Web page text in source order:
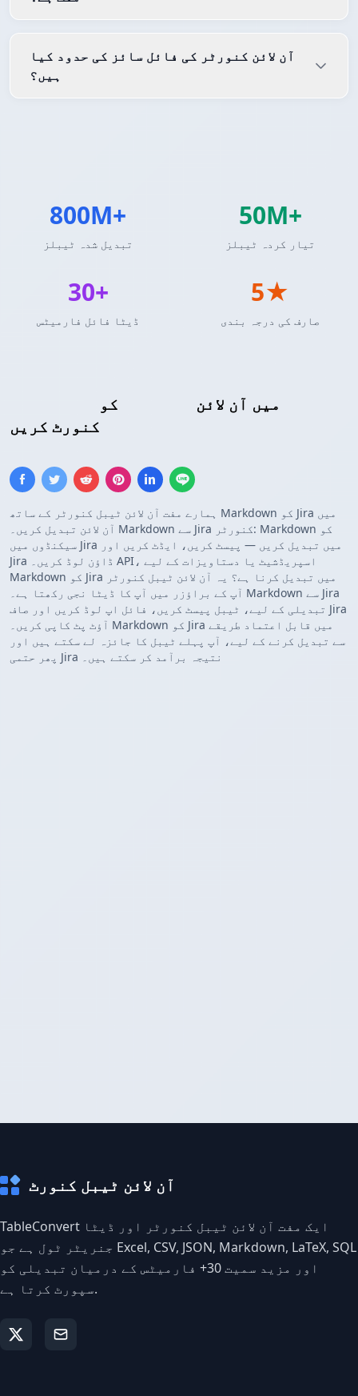
میں آن لائن
کنورٹ کریں
ہمارے مفت آن لائن ٹیبل کنورٹر کے ساتھ Markdown کو Jira میں
آن لائن تبدیل کریں۔ Markdown سے Jira کنورٹر: Markdown کو
سیکنڈوں میں Jira میں تبدیل کریں — پیسٹ کریں، ایڈٹ کریں اور
Jira ڈاؤن لوڈ کریں۔ API، اسپریڈشیٹ یا دستاویزات کے لیے
Markdown کو Jira میں تبدیل کرنا ہے؟ یہ آن لائن ٹیبل کنورٹر
آپ کے براؤزر میں آپ کا ڈیٹا نجی رکھتا ہے۔ Markdown سے Jira
تبدیلی کے لیے، ٹیبل پیسٹ کریں، فائل اپ لوڈ کریں اور صاف Jira
آؤٹ پٹ کاپی کریں۔ Markdown کو Jira میں قابل اعتماد طریقے
سے تبدیل کرنے کے لیے، آپ پہلے ٹیبل کا جائزہ لے سکتے ہیں اور
پھر حتمی Jira نتیجہ برآمد کر سکتے ہیں۔
آن لائن کنورٹر کی فائل سائز کی حدود کیا
ہیں؟
800M+
تبدیل شدہ ٹیبلز
50M+
تیار کردہ ٹیبلز
30+
ڈیٹا فائل فارمیٹس
5★
صارف کی درجہ بندی
آن لائن ٹیبل کنورٹ
TableConvert ایک مفت آن لائن ٹیبل کنورٹر اور ڈیٹا
جنریٹر ٹول ہے جو Excel, CSV, JSON, Markdown, LaTeX, SQL
اور مزید سمیت 30+ فارمیٹس کے درمیان تبدیلی کو
سپورٹ کرتا ہے.